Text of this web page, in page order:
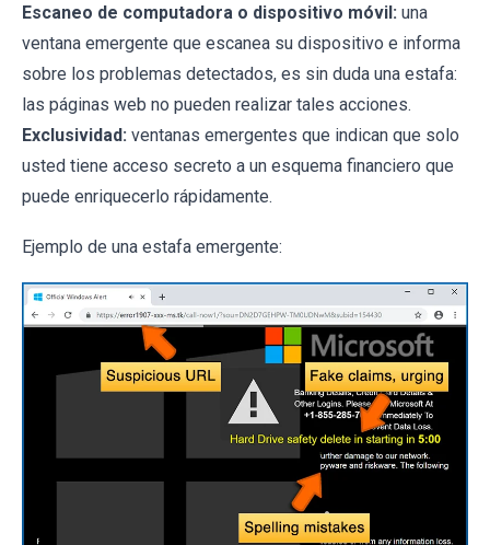
Escaneo de computadora o dispositivo móvil: una
ventana emergente que escanea su dispositivo e informa
sobre los problemas detectados, es sin duda una estafa:
las páginas web no pueden realizar tales acciones.
Exclusividad: ventanas emergentes que indican que solo
usted tiene acceso secreto a un esquema financiero que
puede enriquecerlo rápidamente.
Ejemplo de una estafa emergente: